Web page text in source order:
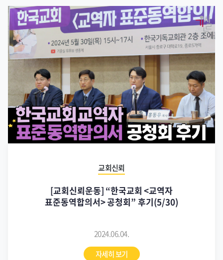
교회신뢰
[교회신뢰운동] “한국교회 <교역자
표준동역합의서> 공청회” 후기(5/30)
2024.06.04.
자세히 보기